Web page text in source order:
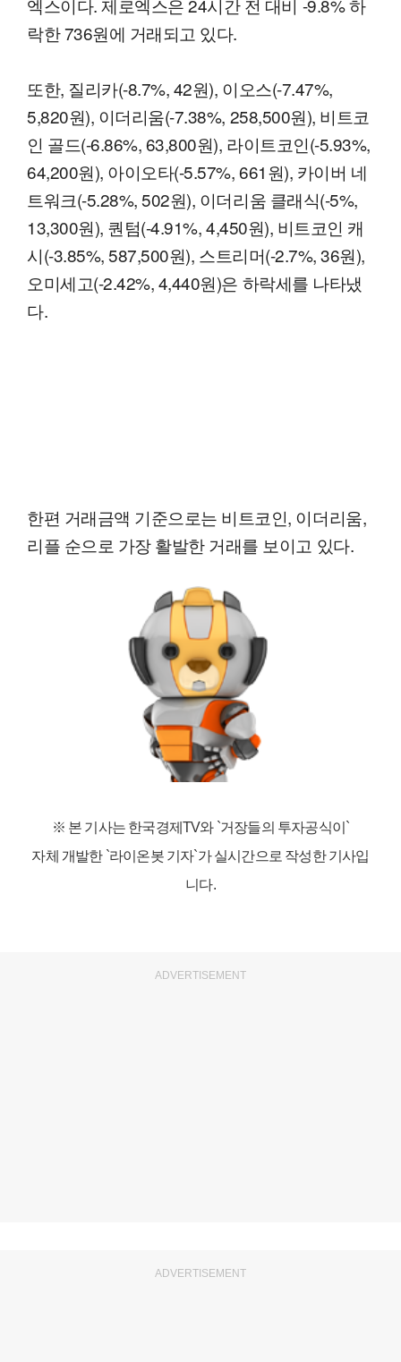
엑스이다. 제로엑스은 24시간 전 대비 -9.8% 하
락한 736원에 거래되고 있다.
또한, 질리카(-8.7%, 42원), 이오스(-7.47%,
5,820원), 이더리움(-7.38%, 258,500원), 비트코
인 골드(-6.86%, 63,800원), 라이트코인(-5.93%,
64,200원), 아이오타(-5.57%, 661원), 카이버 네
트워크(-5.28%, 502원), 이더리움 클래식(-5%,
13,300원), 퀀텀(-4.91%, 4,450원), 비트코인 캐
시(-3.85%, 587,500원), 스트리머(-2.7%, 36원),
오미세고(-2.42%, 4,440원)은 하락세를 나타냈
다.
한편 거래금액 기준으로는 비트코인, 이더리움,
리플 순으로 가장 활발한 거래를 보이고 있다.
※ 본 기사는 한국경제TV와 `거장들의 투자공식이`
자체 개발한 `라이온봇 기자`가 실시간으로 작성한 기사입
니다.
ADVERTISEMENT
ADVERTISEMENT